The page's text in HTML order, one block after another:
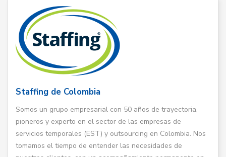
Staffing de Colombia
Somos un grupo empresarial con 50 años de trayectoria,
pioneros y experto en el sector de las empresas de
servicios temporales (EST) y outsourcing en Colombia. Nos
tomamos el tiempo de entender las necesidades de